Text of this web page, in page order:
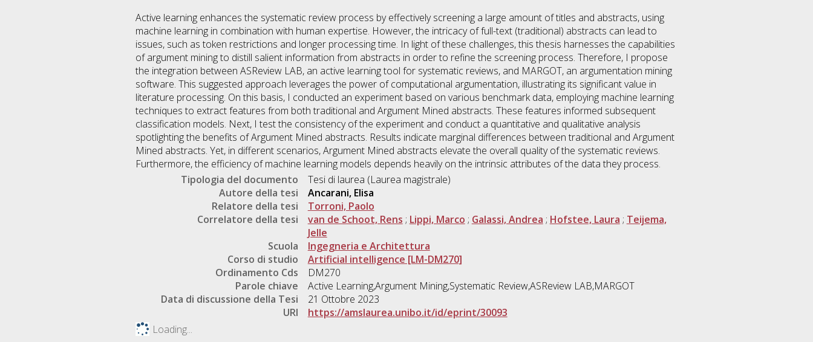
Active learning enhances the systematic review process by effectively screening a large amount of titles and abstracts, using
machine learning in combination with human expertise. However, the intricacy of full-text (traditional) abstracts can lead to
issues, such as token restrictions and longer processing time. In light of these challenges, this thesis harnesses the capabilities
of argument mining to distill salient information from abstracts in order to refine the screening process. Therefore, I propose
the integration between ASReview LAB, an active learning tool for systematic reviews, and MARGOT, an argumentation mining
software. This suggested approach leverages the power of computational argumentation, illustrating its significant value in
literature processing. On this basis, I conducted an experiment based on various benchmark data, employing machine learning
techniques to extract features from both traditional and Argument Mined abstracts. These features informed subsequent
classification models. Next, I test the consistency of the experiment and conduct a quantitative and qualitative analysis
spotlighting the benefits of Argument Mined abstracts. Results indicate marginal differences between traditional and Argument
Mined abstracts. Yet, in different scenarios, Argument Mined abstracts elevate the overall quality of the systematic reviews.
Furthermore, the efficiency of machine learning models depends heavily on the intrinsic attributes of the data they process.
Tipologia del documento
Tesi di laurea (Laurea magistrale)
Autore della tesi
Ancarani, Elisa
Relatore della tesi
Torroni, Paolo
Correlatore della tesi
van de Schoot, Rens ; Lippi, Marco ; Galassi, Andrea ; Hofstee, Laura ; Teijema,
Jelle
Scuola
Ingegneria e Architettura
Corso di studio
Artificial intelligence [LM-DM270]
Ordinamento Cds
DM270
Parole chiave
Active Learning,Argument Mining,Systematic Review,ASReview LAB,MARGOT
Data di discussione della Tesi
21 Ottobre 2023
URI
https://amslaurea.unibo.it/id/eprint/30093
Loading...